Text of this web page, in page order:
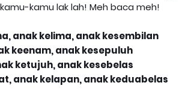
kamu lak lah! Meh baca meh!
anak kelima, anak kesembilan
keenam, anak kesepuluh
ketujuh, anak kesebelas
anak kelapan, anak keduabelas